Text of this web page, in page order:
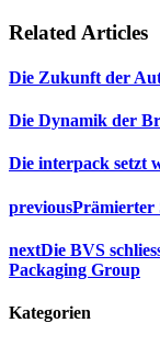
Related Articles
Die Zukunft der
Die Dynamik der
Die interpack setzt
previousPrämierter
nextDie BVS
Packaging Group
Kategorien